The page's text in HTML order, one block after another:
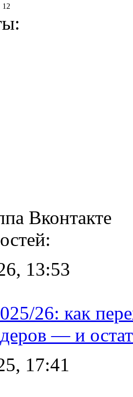
12
Вконтакте
13:53
26: как
— и
17:41